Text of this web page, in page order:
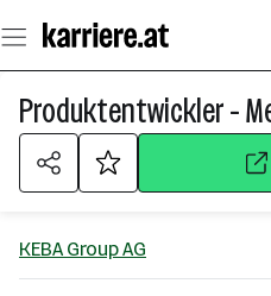
Seiteninhalt
springen
KEBA Group AG